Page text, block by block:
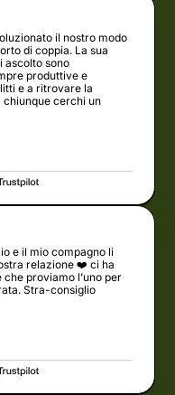
il nostro modo
di coppia. La sua
ascolto sono
produttive e
e a ritrovare la
cerchi un
e il mio compagno li
relazione ❤️ ci ha
proviamo l’uno per
Stra-consiglio